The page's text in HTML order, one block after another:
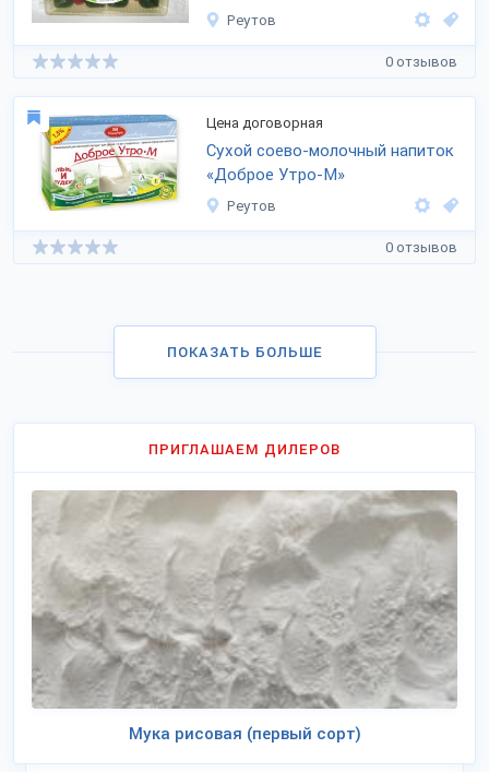
Реутов
0 отзывов
Цена договорная
Сухой соево-молочный напиток
«Доброе Утро-М»
Реутов
0 отзывов
ПОКАЗАТЬ БОЛЬШЕ
ПРИГЛАШАЕМ ДИЛЕРОВ
Мука рисовая (первый сорт)